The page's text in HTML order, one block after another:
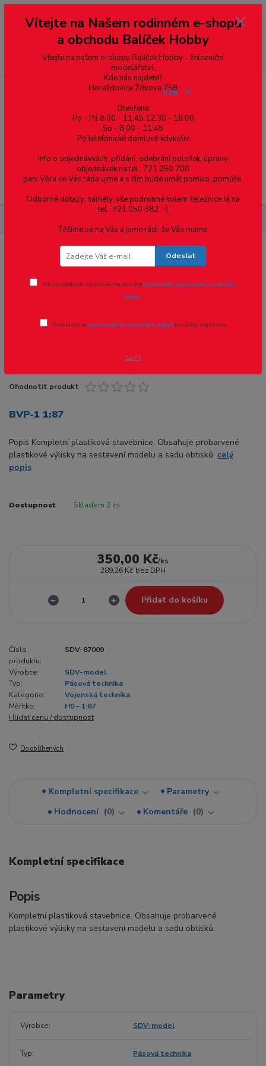
--- pro zákazníky ze Slovenska a jiných zemí, pokud chcete platit v eurech
přepněte si e-shop na euro 💶 pro přepočet měny - pravý horní roh ---
dobírky – pokud si z nějakého důvodu zásilku nevyzvednete, bude po
domluvě zaslána znovu s opětovnou platbou za poštovné, v opačném
případě bude zrušena a účet přidán na blacklist a rušeny následující
objednávky.
Menu
CZK
BVP-1 1:87
Novinka
Ohodnotit produkt
BVP-1 1:87
Popis Kompletní plastiková stavebnice. Obsahuje probarvené
plastikové výlisky na sestavení modelu a sadu obtisků. celý
popis
Dostupnost Skladem 2 ks
350,00 Kč/ks
289,26 Kč bez DPH
Přidat do košíku
Číslo
produktu:
SDV-87009
Výrobce:
SDV-model
Typ:
Pásová technika
Kategorie:
Vojenská technika
Měřítko:
H0 - 1:87
Hlídat cenu / dostupnost
Do oblíbených
Kompletní specifikace
Parametry
Hodnocení
0 Komentáře 0
Kompletní specifikace
Popis
Kompletní plastiková stavebnice. Obsahuje probarvené
plastikové výlisky na sestavení modelu a sadu obtisků.
Parametry
Výrobce SDV-model
Typ Pásová technika
Vítejte na Našem rodinném e-shopu
a obchodu Balíček Hobby
Vítejte na našem e-shopu Balíček Hobby - železniční
modelářství.
Kde nás najdete?
Horažďovice Žižkova 758
Otevřeno
Po - Pá 8:00 - 11:45 12:30 - 16:00
So - 8:00 - 11:45
Po telefonické domluvě kdykoliv
Info o objednávkách, přidání, odebrání položek, úpravy
objednávek na tel.: 721 050 700
paní Věra se Vás ráda ujme a s čím bude umět pomoci, pomůže.
Odborné dotazy, náměty, vše podrobné kolem železnice Já na
tel.: 721 050 382 :-)
Těšíme se na Vás a jsme rádi, že Vás máme.
Odeslat
Přeji si odebírat novinky e-mailem dlepodmínek zpracování osobních
údajů.
Souhlasím se zpracováním osobních údajů pro účely registrace.
Zavřít